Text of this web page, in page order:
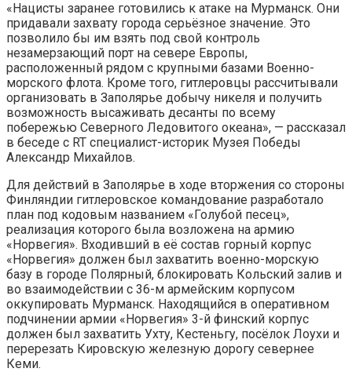
«Нацисты заранее готовились к атаке на Мурманск. Они
придавали захвату города серьёзное значение. Это
позволило бы им взять под свой контроль
незамерзающий порт на севере Европы,
расположенный рядом с крупными базами Военно-
морского флота. Кроме того, гитлеровцы рассчитывали
организовать в Заполярье добычу никеля и получить
возможность высаживать десанты по всему
побережью Северного Ледовитого океана», — рассказал
в беседе с RT специалист-историк Музея Победы
Александр Михайлов.
Для действий в Заполярье в ходе вторжения со стороны
Финляндии гитлеровское командование разработало
план под кодовым названием «Голубой песец»,
реализация которого была возложена на армию
«Норвегия». Входивший в её состав горный корпус
«Норвегия» должен был захватить военно-морскую
базу в городе Полярный, блокировать Кольский залив и
во взаимодействии с 36-м армейским корпусом
оккупировать Мурманск. Находящийся в оперативном
подчинении армии «Норвегия» 3-й финский корпус
должен был захватить Ухту, Кестеньгу, посёлок Лоухи и
перерезать Кировскую железную дорогу севернее
Кеми.